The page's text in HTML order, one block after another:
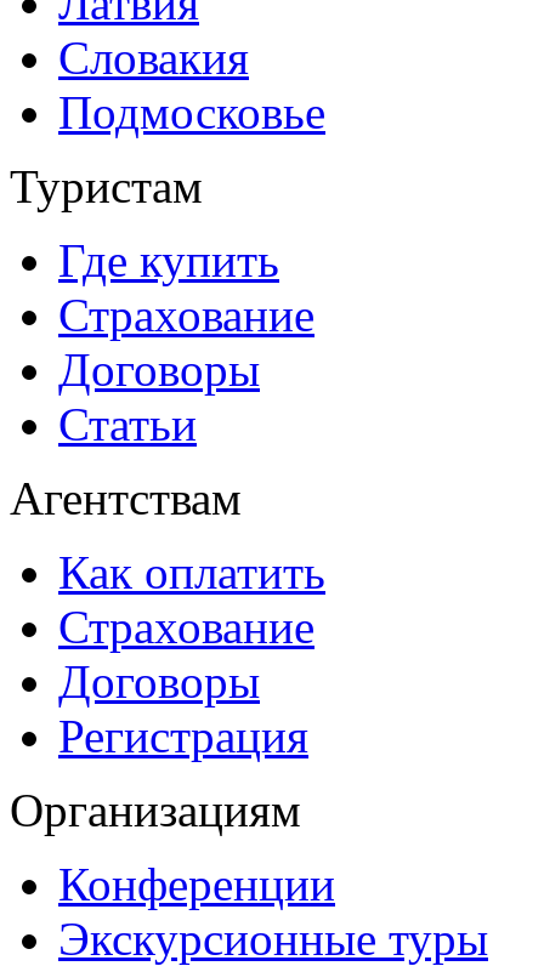
Словакия
Подмосковье
Туристам
Где купить
Страхование
Договоры
Статьи
Агентствам
Как оплатить
Страхование
Договоры
Регистрация
Организациям
Конференции
Экскурсионные туры